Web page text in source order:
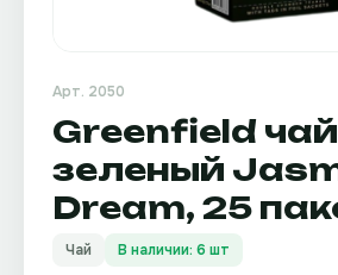
Арт. 2050
Greenfield чай
зеленый
Dream, 25
Чай В наличии: 6 шт